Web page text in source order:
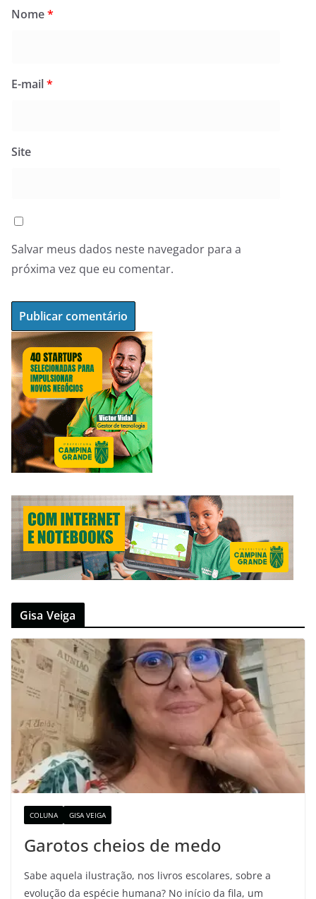
Nome*
E-mail*
Site
Salvar meus dados neste navegador para a
próxima vez que eu comentar.
Gisa Veiga
COLUNA GISA VEIGA
Garotos cheios de medo
Sabe aquela ilustração, nos livros escolares, sobre a
evolução da espécie humana? No início da fila, um